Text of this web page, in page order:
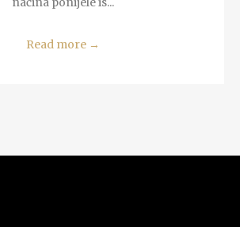
Read more →